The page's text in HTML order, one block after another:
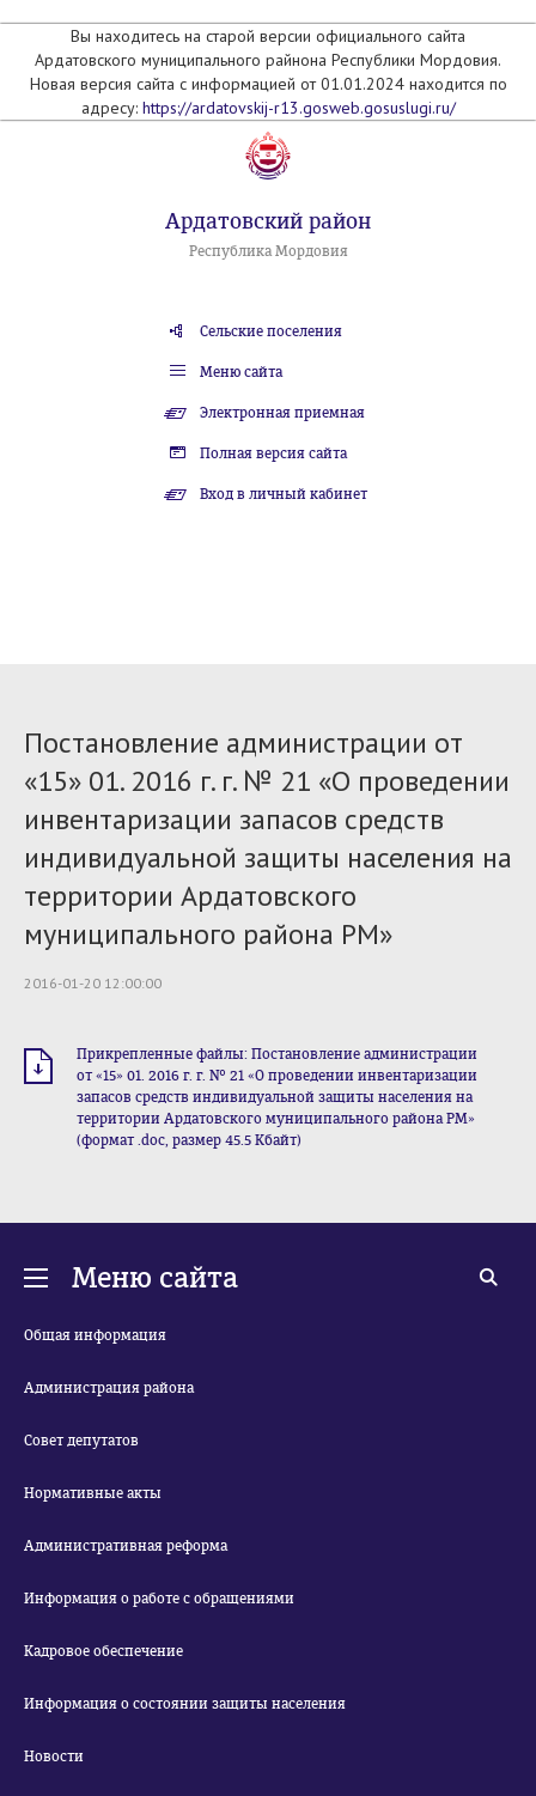
Вы находитесь на старой версии официального сайта
Ардатовского муниципального райнона Республики Мордовия.
Новая версия сайта с информацией от 01.01.2024 находится по
адресу: https://ardatovskij-r13.gosweb.gosuslugi.ru/
Ардатовский район
Республика Мордовия
Сельские поселения
Меню сайта
Электронная приемная
Полная версия сайта
Вход в личный кабинет
Постановление администрации от
«15» 01. 2016 г. г. № 21 «О проведении
инвентаризации запасов средств
индивидуальной защиты населения на
территории Ардатовского
муниципального района РМ»
2016-01-20 12:00:00
Прикрепленные файлы: Постановление администрации
от «15» 01. 2016 г. г. № 21 «О проведении инвентаризации
запасов средств индивидуальной защиты населения на
территории Ардатовского муниципального района РМ»
(формат .doc, размер 45.5 Кбайт)
Меню сайта
Общая информация
Администрация района
Совет депутатов
Нормативные акты
Административная реформа
Информация о работе с обращениями
Кадровое обеспечение
Информация о состоянии защиты населения
Новости